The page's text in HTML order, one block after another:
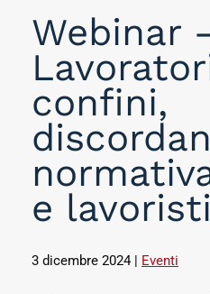
Webinar
confini,
e
3 dicembre 2024| Eventi